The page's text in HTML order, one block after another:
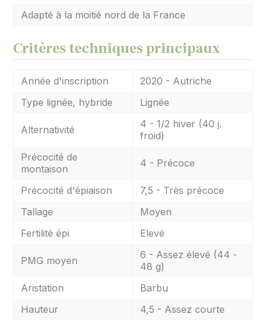
Adapté à la moitié nord de la France
Critères techniques principaux
Année d'inscription
2020 - Autriche
Type lignée, hybride
Lignée
Alternativité
4 - 1/2 hiver (40 j.
froid)
Précocité de
montaison
4 - Précoce
Précocité d'épiaison
7,5 - Très précoce
Tallage
Moyen
Fertilité épi
Elevé
PMG moyen
6 - Assez élevé (44 -
48 g)
Aristation
Barbu
Hauteur
4,5 - Assez courte